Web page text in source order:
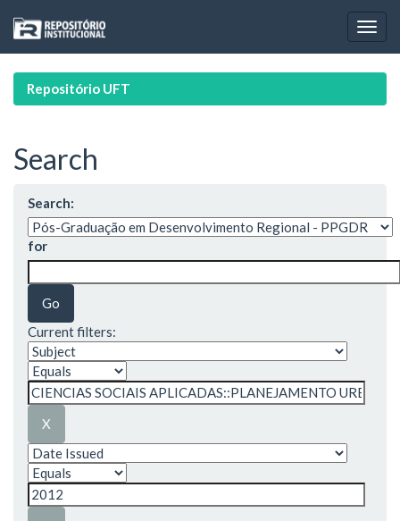
navigation
Repositório UFT
Search
Search:
for
Current filters: